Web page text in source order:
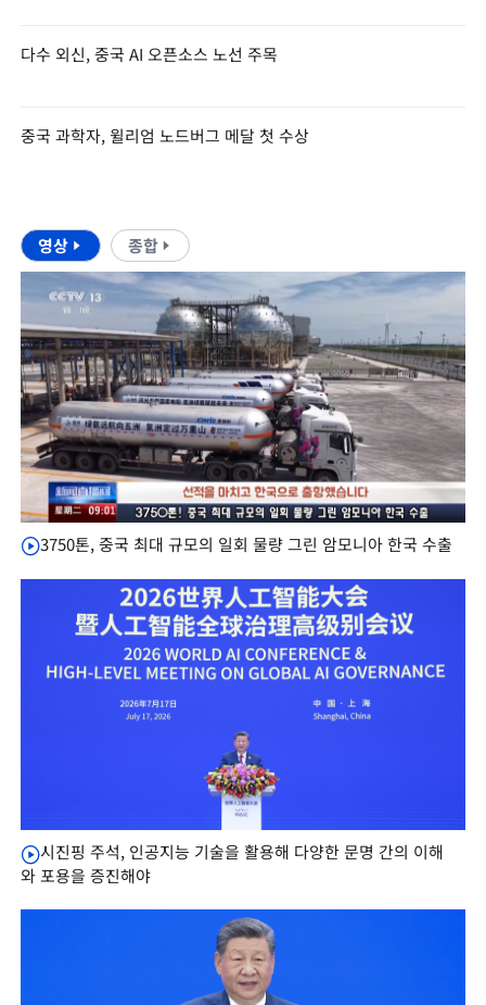
다수 외신, 중국 AI 오픈소스 노선 주목
중국 과학자, 윌리엄 노드버그 메달 첫 수상
영상 종합
3750톤, 중국 최대 규모의 일회 물량 그린 암모니아 한국 수출
시진핑 주석, 인공지능 기술을 활용해 다양한 문명 간의 이해
와 포용을 증진해야